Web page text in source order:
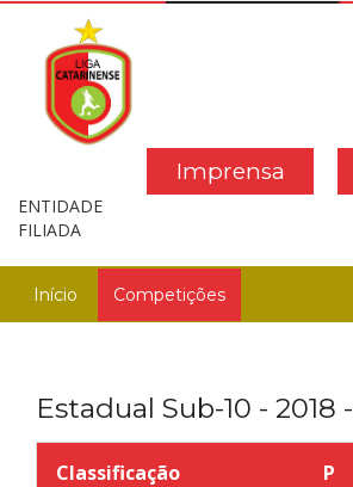
Imprensa
ENTIDADE
FILIADA
Início Competições
Estadual Sub-10 - 2018
Classificação P